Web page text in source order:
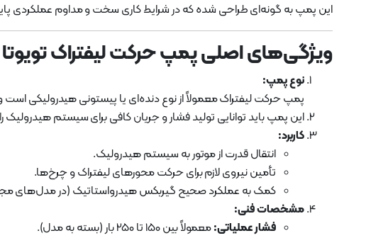
این پمپ به گونه‌ای طراحی شده که در شرایط کاری سخت و مداوم عملکردی
ویژگی‌های اصلی پمپ حرکت لیفتراک تویوتا 8FD30:
نوع پمپ:
پمپ حرکت لیفتراک معمولاً از نوع دنده‌ای یا پیستونی هیدرولیکی است و
این پمپ باید توانایی تولید فشار و جریان کافی برای سیستم هیدرولیک
کاربرد:
انتقال قدرت از موتور به سیستم هیدرولیک.
تأمین نیروی لازم برای حرکت محورهای لیفتراک و چرخ‌ها.
کمک به عملکرد صحیح گیربکس هیدرواستاتیک (در مدل‌های
مشخصات فنی:
فشار عملیاتی:معمولاً بین 150 تا 250 بار (بسته به مدل).